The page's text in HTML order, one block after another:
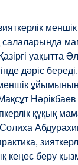
меншік
уақытта
дәріс
Нәрікбаев
құқық
кеңес беру